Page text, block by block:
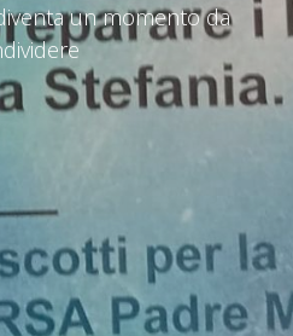
un momento da